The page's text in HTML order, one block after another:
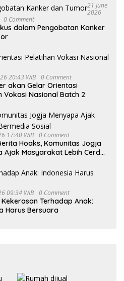
21 June
2026
0 Comment
dalam Pengobatan Kanker
20:43 WIB 0 Comment
akan Gelar Orientasi
Vokasi Nasional Batch 2
17:40 WIB 0 Comment
Hoaks, Komunitas Jogja
Ajak Masyarakat Lebih Cerdas
09:34 WIB 0 Comment
Terhadap Anak:
Harus Bersuara